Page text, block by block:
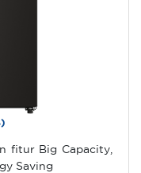
fitur Big Capacity,
Saving